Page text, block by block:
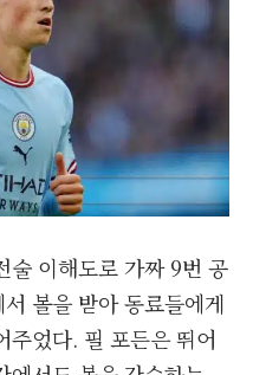
술 이해도로 가짜 9번 공
볼을 받아 동료들에게
주었다. 필 포든은 뛰어